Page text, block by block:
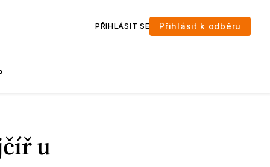
PŘIHLÁSIT SE Přihlásit k odběru
u